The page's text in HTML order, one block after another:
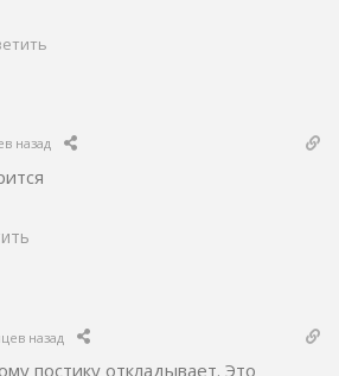
назад
назад
постику откладывает. Это